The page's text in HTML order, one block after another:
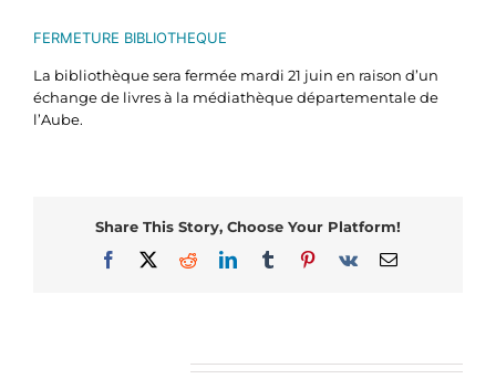
FERMETURE BIBLIOTHEQUE
La bibliothèque sera fermée mardi 21 juin en raison d’un
échange de livres à la médiathèque départementale de
l’Aube.
Share This Story, Choose Your Platform!
Facebook
X RedditLinkedInTumblrPinterest
Vk Email